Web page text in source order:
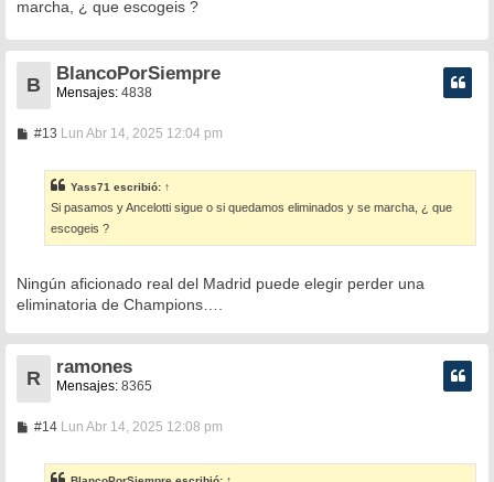
a
e
marcha, ¿ que escogeis ?
B
BlancoPorSiempre
Mensajes: 4838
#13M
s
a
j
e
Lun Abr 14, 2025 12:04 pm
Yass71 escribió: ↑
Si pasamos y Ancelotti sigue o si quedamos eliminados y se marcha, ¿ que
escogeis ?
Ningún aficionado real del Madrid puede elegir perder una
eliminatoria de Champions….
R
ramones
Mensajes: 8365
#14M
s
Lun Abr 14, 2025 12:08 pm